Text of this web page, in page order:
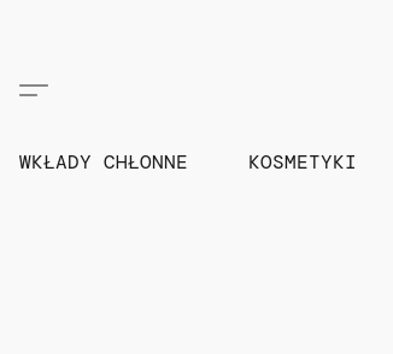
WKŁADY CHŁONNE KOSMETYKI